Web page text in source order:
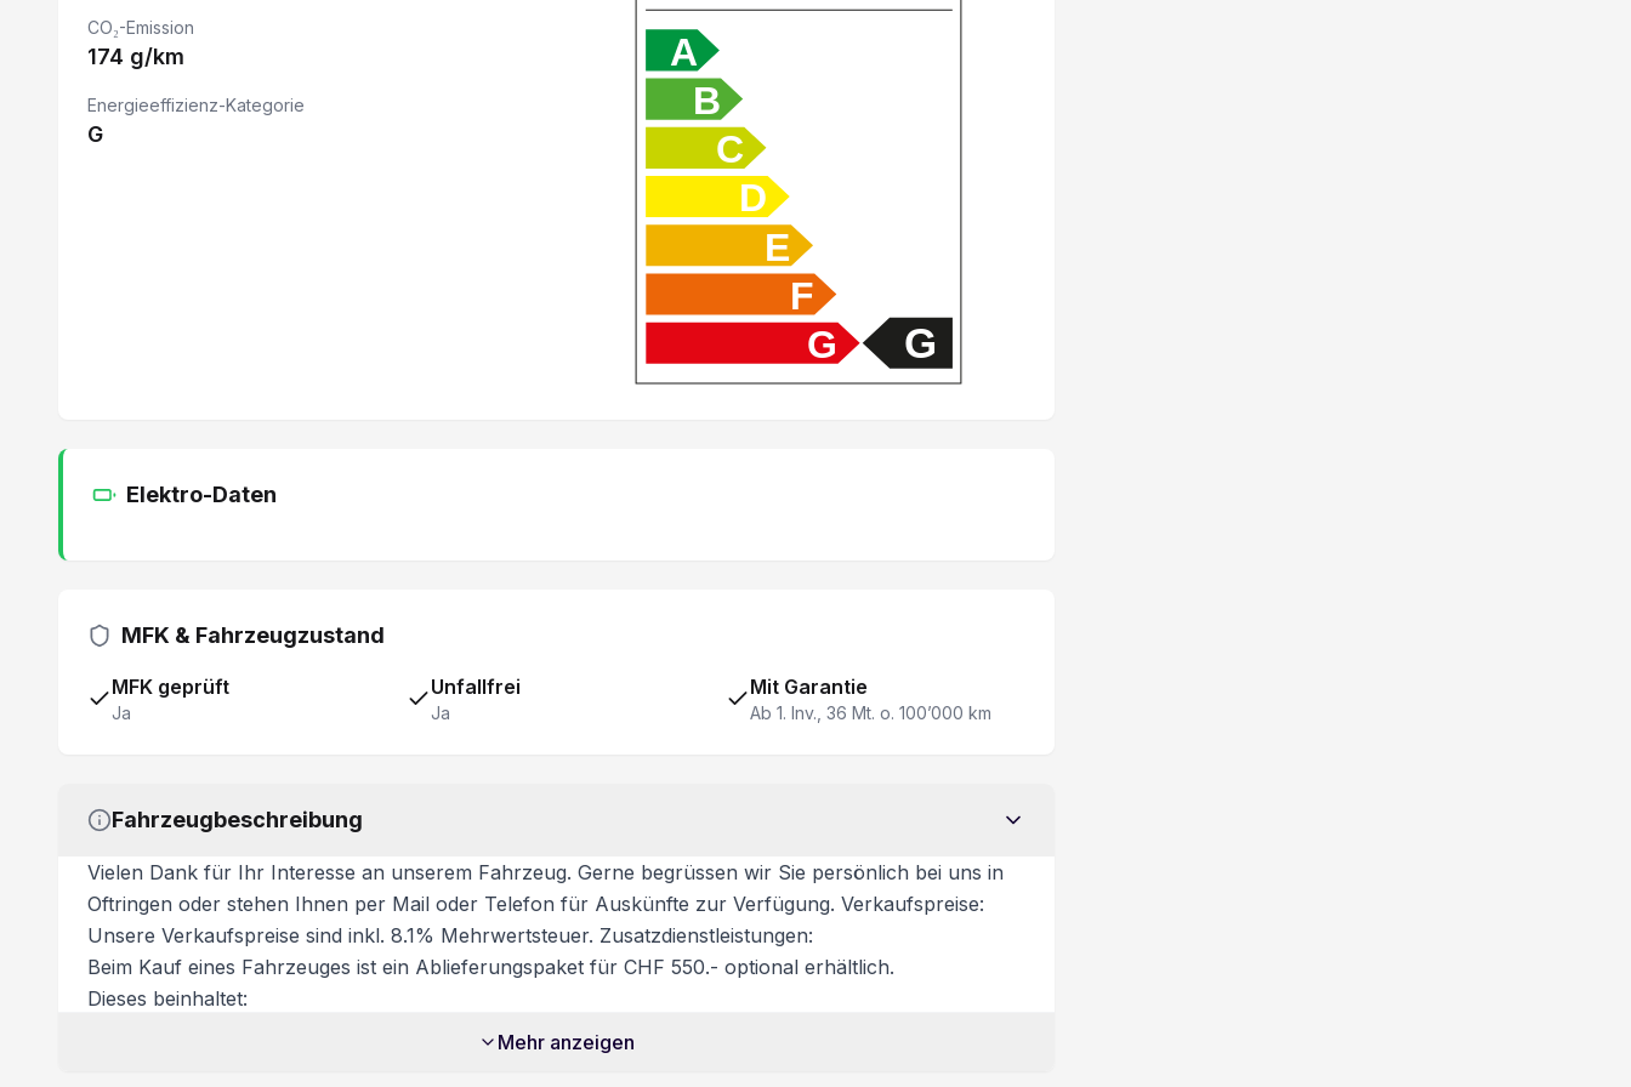
Aktives Kurvenlicht
CO₂-Emission
174 g/km
Energieeffizienz-Kategorie
G
A
B
C
D
E
F
G
G
Elektro-Daten
MFK & Fahrzeugzustand
MFK geprüft
Ja
Unfallfrei
Ja
Mit Garantie
Ab 1. Inv., 36 Mt. o. 100’000 km
Fahrzeugbeschreibung
Vielen Dank für Ihr Interesse an unserem Fahrzeug. Gerne begrüssen wir Sie persönlich bei uns in
Oftringen oder stehen Ihnen per Mail oder Telefon für Auskünfte zur Verfügung. Verkaufspreise:
Unsere Verkaufspreise sind inkl. 8.1% Mehrwertsteuer. Zusatzdienstleistungen:
Beim Kauf eines Fahrzeuges ist ein Ablieferungspaket für CHF 550.- optional erhältlich.
Dieses beinhaltet:
Mehr anzeigen